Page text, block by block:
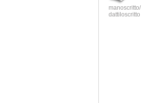
manoscritto/
dattiloscritto